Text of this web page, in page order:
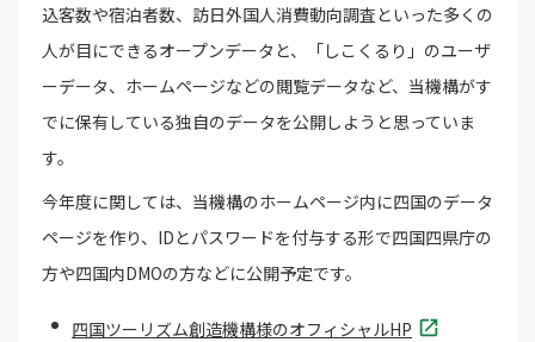
込客数や宿泊者数、訪日外国人消費動向調査といった多くの
人が目にできるオープンデータと、「しこくるり」のユーザ
ーデータ、ホームページなどの閲覧データなど、当機構がす
でに保有している独自のデータを公開しようと思っていま
す。
今年度に関しては、当機構のホームページ内に四国のデータ
ページを作り、IDとパスワードを付与する形で四国四県庁の
方や四国内DMOの方などに公開予定です。
四国ツーリズム創造機構様のオフィシャルHP